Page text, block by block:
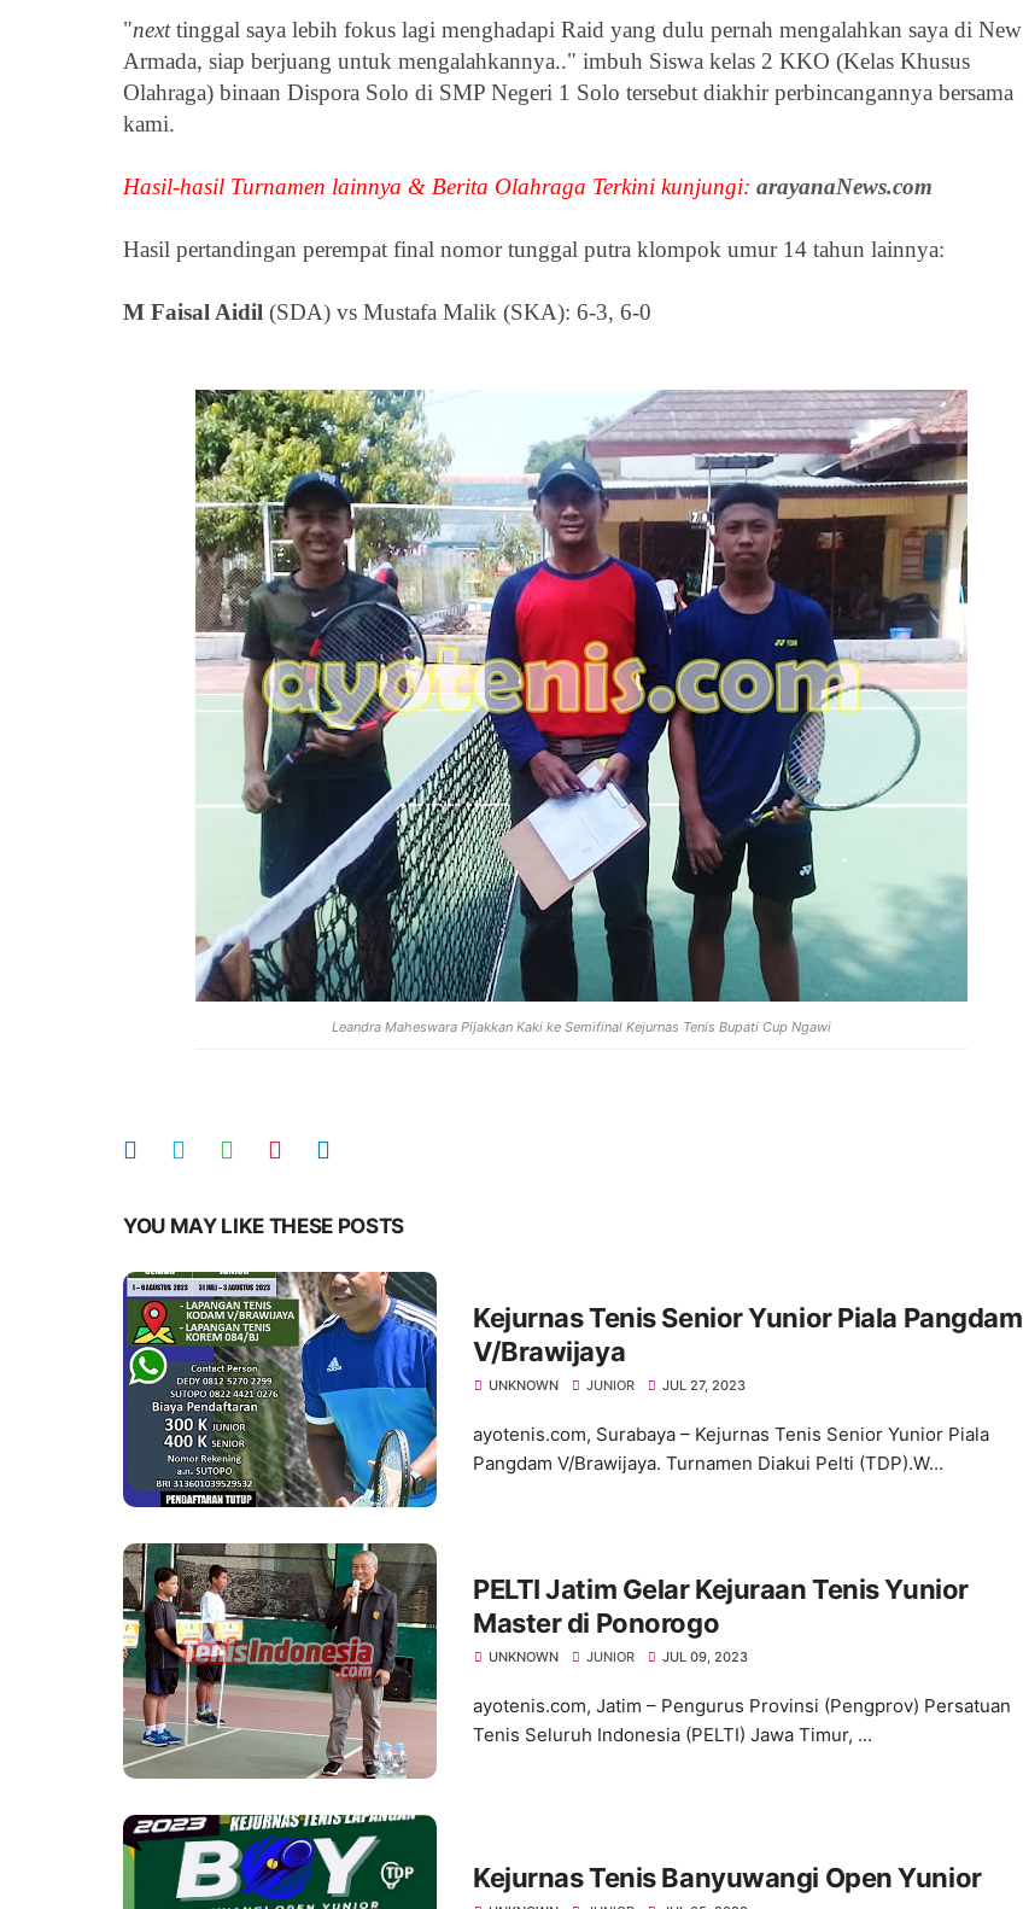
"nexttinggal saya lebih fokus lagi menghadapi Raid yang dulu pernah mengalahkan saya di New
Armada, siap berjuang untuk mengalahkannya.." imbuh Siswa kelas 2 KKO (Kelas Khusus
Olahraga) binaan Dispora Solo di SMP Negeri 1 Solo tersebut diakhir perbincangannya bersama
kami.
Hasil-hasil Turnamen lainnya & Berita Olahraga Terkini kunjungi: arayanaNews.com
Hasil pertandingan perempat final nomor tunggal putra klompok umur 14 tahun lainnya:
M Faisal Aidil (SDA) vs Mustafa Malik (SKA): 6-3, 6-0
Leandra Maheswara Pijakkan Kaki ke Semifinal Kejurnas Tenis Bupati Cup Ngawi
YOU MAY LIKE THESE POSTS
Kejurnas Tenis Senior Yunior Piala Pangdam
V/Brawijaya
UNKNOWN JUNIOR JUL 27, 2023
ayotenis.com, Surabaya – Kejurnas Tenis Senior Yunior Piala
Pangdam V/Brawijaya. Turnamen Diakui Pelti (TDP).W...
PELTI Jatim Gelar Kejuraan Tenis Yunior
Master di Ponorogo
UNKNOWN JUNIOR JUL 09, 2023
ayotenis.com, Jatim – Pengurus Provinsi (Pengprov) Persatuan
Tenis Seluruh Indonesia (PELTI) Jawa Timur, ...
Kejurnas Tenis Banyuwangi Open Yunior